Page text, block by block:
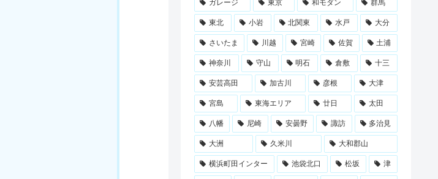
ガレージ 東京 和モダン 群馬
東北 小岩 北関東 水戸 大分
さいたま 川越 宮崎 佐賀 土浦
神奈川 守山 明石 倉敷 十三
安芸高田 加古川 彦根 大津
宮島 東海エリア 廿日 太田
八幡 尼崎 安曇野 諏訪 多治見
大洲 久米川 大和郡山
横浜町田インター 池袋北口 松坂 津